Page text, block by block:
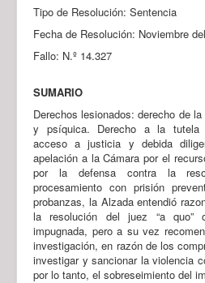
Tipo de Resolución: Sentencia
Fecha de Resolución: Noviembre
Fallo: N.º 14.327
SUMARIO
Derechos lesionados: derecho de
y psíquica. Derecho a la tutela
acceso a justicia y debida
apelación a la Cámara por el
por la defensa contra la
procesamiento con prisión
probanzas, la Alzada entendió
la resolución del juez “a quo”
impugnada, pero a su vez
investigación, en razón de los
investigar y sancionar la violencia
por lo tanto, el sobreseimiento del